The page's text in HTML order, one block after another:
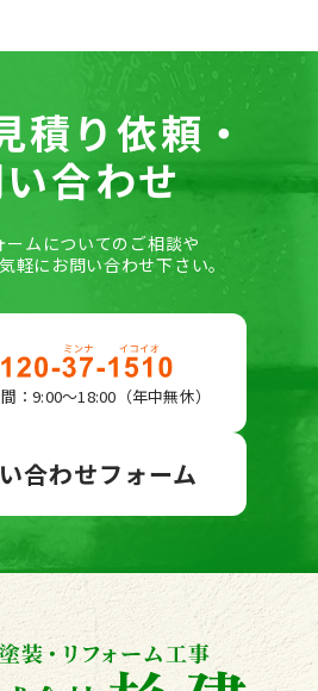
積り依頼・
合わせ
ームについてのご相談や
軽にお問い合わせ下さい。
：9:00〜18:00（年中無休）
合わせフォーム